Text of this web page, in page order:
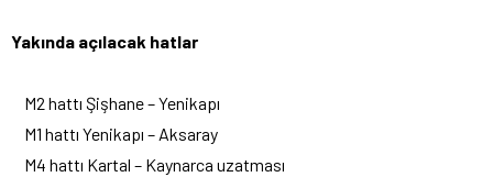
Yakında açılacak hatlar
M2 hattı Şişhane – Yenikapı
M1 hattı Yenikapı – Aksaray
M4 hattı Kartal – Kaynarca uzatması